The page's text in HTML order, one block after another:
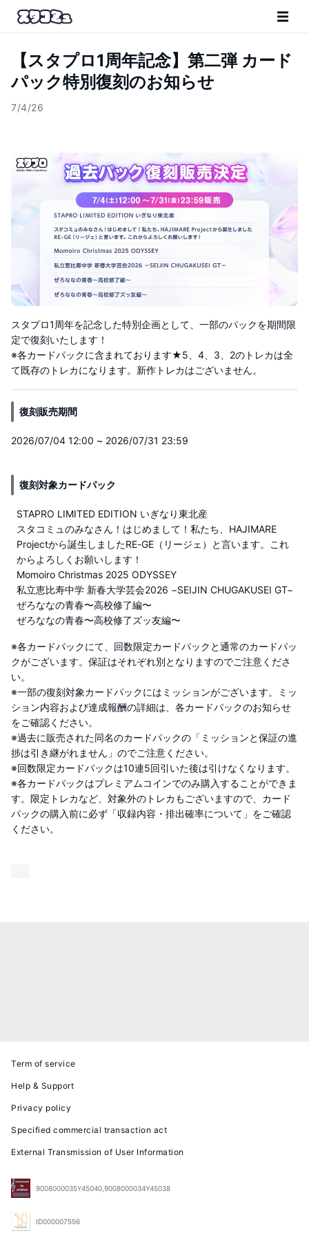
【スタプロ1周年記念】第二弾 カード
パック特別復刻のお知らせ
7/4/26
スタプロ1周年を記念した特別企画として、一部のパックを期間限
定で復刻いたします！
※各カードパックに含まれております★5、4、3、2のトレカは全
て既存のトレカになります。新作トレカはございません。
復刻販売期間
2026/07/04 12:00 ~ 2026/07/31 23:59
復刻対象カードパック
STAPRO LIMITED EDITION いぎなり東北産
スタコミュのみなさん！はじめまして！私たち、HAJIMARE
Projectから誕生しましたRE-GE（リージェ）と言います。これ
からよろしくお願いします！
Momoiro Christmas 2025 ODYSSEY
私立恵比寿中学 新春大学芸会2026 −SEIJIN CHUGAKUSEI GT−
ぜろななの青春〜高校修了編〜
ぜろななの青春〜高校修了ズッ友編〜
※各カードパックにて、回数限定カードパックと通常のカードパッ
クがございます。保証はそれぞれ別となりますのでご注意くださ
い。
※一部の復刻対象カードパックにはミッションがございます。ミッ
ション内容および達成報酬の詳細は、各カードパックのお知らせ
をご確認ください。
※過去に販売された同名のカードパックの「ミッションと保証の進
捗は引き継がれません」のでご注意ください。
※回数限定カードパックは10連5回引いた後は引けなくなります。
※各カードパックはプレミアムコインでのみ購入することができま
す。限定トレカなど、対象外のトレカもございますので、カード
パックの購入前に必ず「収録内容・排出確率について」をご確認
ください。
Term of service
Help & Support
Privacy policy
Specified commercial transaction act
External Transmission of User Information
9008000035Y45040,9008000034Y45038
ID000007556